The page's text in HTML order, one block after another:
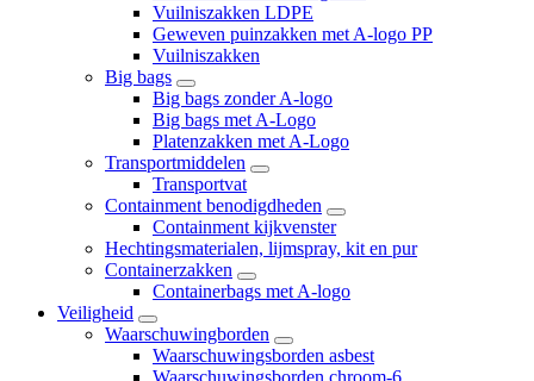
Vuilniszakken LDPE
Geweven puinzakken met A-logo PP
Vuilniszakken
Big bags
Big bags zonder A-logo
Big bags met A-Logo
Platenzakken met A-Logo
Transportmiddelen
Transportvat
Containment benodigdheden
Containment kijkvenster
Hechtingsmaterialen, lijmspray, kit en pur
Containerzakken
Containerbags met A-logo
Veiligheid
Waarschuwingborden
Waarschuwingsborden asbest
Waarschuwingsborden chroom-6